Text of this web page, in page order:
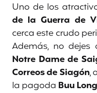
Uno de los
de la Guerra de
cerca este crudo
Además, no dejes
Notre Dame de
Correos de Siagón,
la pagoda Buu Long